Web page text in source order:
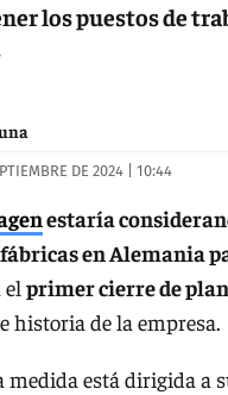
los puestos de
DE 2024 | 10:44
estaría
fábricas en Alemania
el primer cierre de
historia de la empresa.
medida está dirigida a